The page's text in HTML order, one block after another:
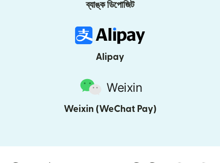
ব্যাঙ্ক ডিপোজিট
Alipay
Weixin (WeChat Pay)